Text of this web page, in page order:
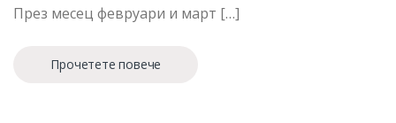
През месец февруари и март […]
Прочетете повече